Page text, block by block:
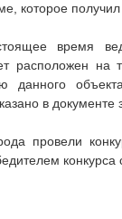
которое
время
расположен на
данного
в документе
провели
конкурса